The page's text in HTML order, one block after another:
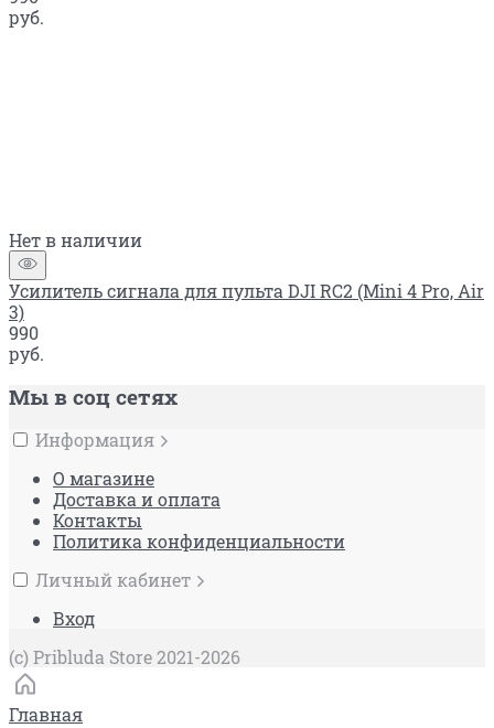
руб.
Нет в наличии
Усилитель сигнала для пульта DJI RC2 (Mini 4 Pro, Air
3)
990
руб.
Мы в соц сетях
Информация
О магазине
Доставка и оплата
Контакты
Политика конфиденциальности
Личный кабинет
Вход
(c) Pribluda Store 2021-2026
Главная